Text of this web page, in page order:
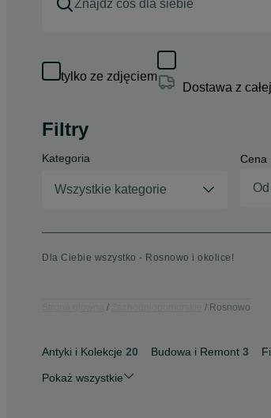
tylko ze zdjęciem
Dostawa z
Filtry
Kategoria
Wszystkie kategorie
Cena
Dla Ciebie wszystko - Rosnowo i okolice!
Rosnowo
Antyki i Kolekcje 20 Budowa i Remont 3
Pokaż wszystkie